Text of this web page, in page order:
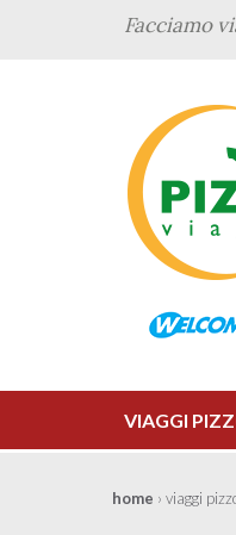
Facciamo
VIAGGI
home › viaggi